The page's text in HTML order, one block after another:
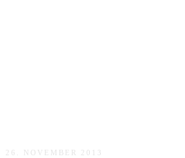
26. NOVEMBER 2013